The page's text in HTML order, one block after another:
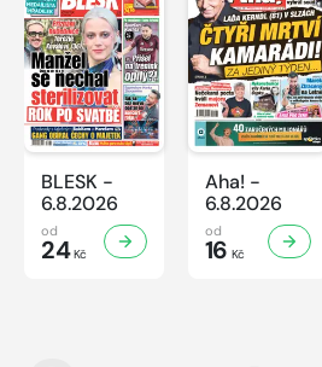
BLESK -
6.8.2026
od
24Kč
Aha! -
6.8.2026
od
16 Kč